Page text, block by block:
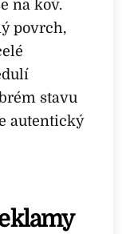
na kov.
povrch,
stavu
autentický